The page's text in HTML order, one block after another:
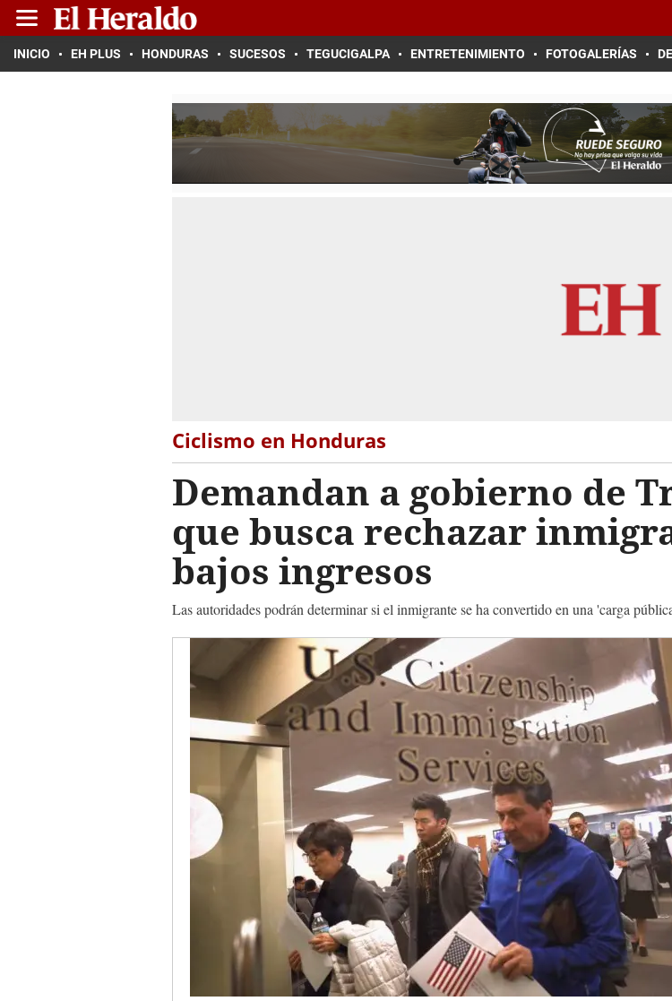
INICIO EH PLUS HONDURAS SUCESOS TEGUCIGALPA ENTRETENIMIENTO FOTOGALERÍAS
Ciclismo en Honduras
Demandan a gobierno de
que busca rechazar
bajos ingresos
Las autoridades podrán determinar si el inmigrante se ha convertido en una 'carga